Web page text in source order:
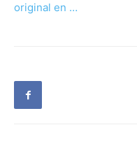
original en …